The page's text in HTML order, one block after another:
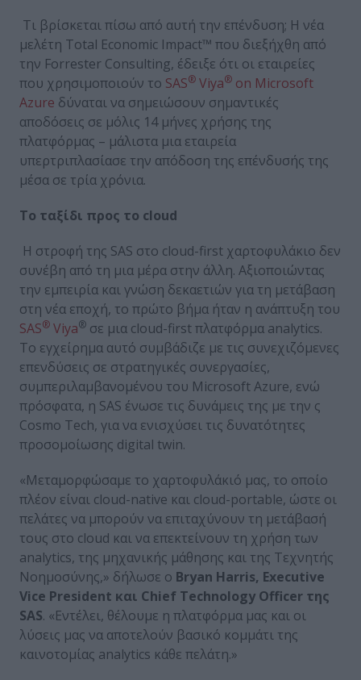
Τι βρίσκεται πίσω από αυτή την επένδυση; Η νέα
μελέτη Total Economic Impact™ που διεξήχθη από
την Forrester Consulting, έδειξε ότι οι εταιρείες
που χρησιμοποιούν το SAS® Viya® on Microsoft
Azure δύναται να σημειώσουν σημαντικές
αποδόσεις σε μόλις 14 μήνες χρήσης της
πλατφόρμας – μάλιστα μια εταιρεία
υπερτριπλασίασε την απόδοση της επένδυσής της
μέσα σε τρία χρόνια.
Το ταξίδι προς το cloud
Η στροφή της SAS στο cloud-first χαρτοφυλάκιο δεν
συνέβη από τη μια μέρα στην άλλη. Αξιοποιώντας
την εμπειρία και γνώση δεκαετιών για τη μετάβαση
στη νέα εποχή, το πρώτο βήμα ήταν η ανάπτυξη του
SAS® Viya® σε μια cloud-first πλατφόρμα analytics.
Το εγχείρημα αυτό συμβάδιζε με τις συνεχιζόμενες
επενδύσεις σε στρατηγικές συνεργασίες,
συμπεριλαμβανομένου του Microsoft Azure, ενώ
πρόσφατα, η SAS ένωσε τις δυνάμεις της με την ς
Cosmo Tech, για να ενισχύσει τις δυνατότητες
προσομοίωσης digital twin.
«Μεταμορφώσαμε το χαρτοφυλάκιό μας, το οποίο
πλέον είναι cloud-native και cloud-portable, ώστε οι
πελάτες να μπορούν να επιταχύνουν τη μετάβασή
τους στο cloud και να επεκτείνουν τη χρήση των
analytics, της μηχανικής μάθησης και της Τεχνητής
Νοημοσύνης,» δήλωσε ο Bryan Harris, Executive
Vice President και Chief Technology Officer της
SAS. «Εντέλει, θέλουμε η πλατφόρμα μας και οι
λύσεις μας να αποτελούν βασικό κομμάτι της
καινοτομίας analytics κάθε πελάτη.»